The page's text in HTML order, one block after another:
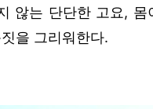
않는 단단한 고요,
을 그리워한다.